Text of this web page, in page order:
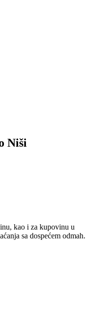
Niši
kao i za kupovinu u
sa dospećem odmah.